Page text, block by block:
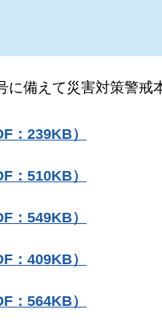
備えて災害対策警戒
：239KB）
：510KB）
：549KB）
：409KB）
：564KB）